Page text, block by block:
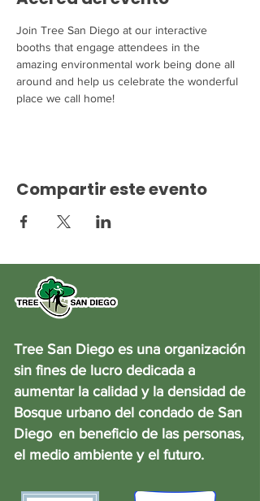
Join Tree San Diego at our interactive
booths that engage attendees in the
amazing environmental work being done all
around and help us celebrate the wonderful
place we call home!
Compartir este evento
Tree San Diego es una organización
sin fines de lucro dedicada a
aumentar la calidad y la densidad de
Bosque urbano del condado de San
Diego en beneficio de las personas,
el medio ambiente y el futuro.